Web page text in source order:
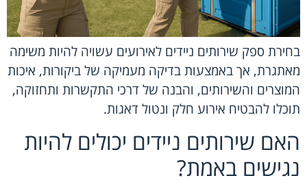
בחירת ספק שירותים ניידים לאירועים עשויה להיות משימה
מאתגרת, אך באמצעות בדיקה מעמיקה של ביקורות, איכות
המוצרים והשירותים, והבנה של דרכי התקשרות ותחזוקה,
תוכלו להבטיח אירוע חלק ונטול דאגות.
האם שירותים ניידים יכולים להיות
נגישים באמת?